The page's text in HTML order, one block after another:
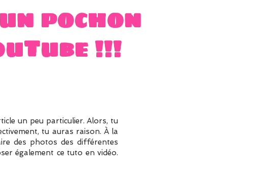
un pochon
!!!
un peu particulier. Alors, tu
tu auras raison. À la
des photos des différentes
également ce tuto en vidéo.